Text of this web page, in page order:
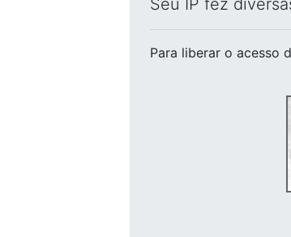
Seu IP fez
Para liberar o acesso